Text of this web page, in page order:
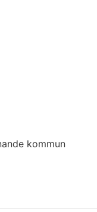
kommun